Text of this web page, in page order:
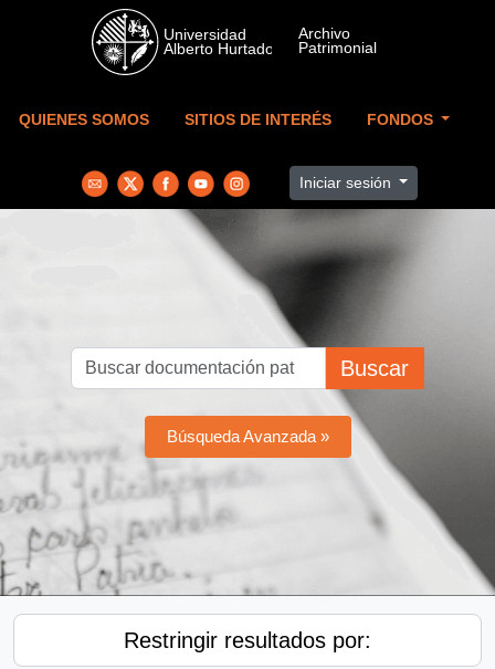
Skip to main content
QUIENES SOMOS SITIOS DE INTERÉS FONDOS
Iniciar sesión
Buscar
Búsqueda Avanzada »
Restringir resultados por: